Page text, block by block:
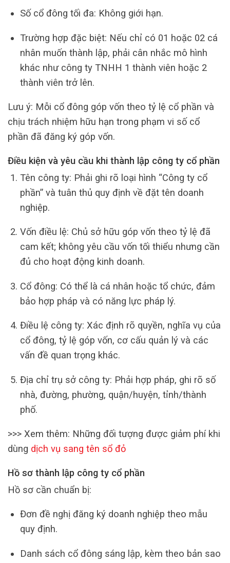
Số cổ đông tối đa: Không giới hạn.
Trường hợp đặc biệt: Nếu chỉ có 01 hoặc 02 cá
nhân muốn thành lập, phải cân nhắc mô hình
khác như công ty TNHH 1 thành viên hoặc 2
thành viên trở lên.
Lưu ý: Mỗi cổ đông góp vốn theo tỷ lệ cổ phần và
chịu trách nhiệm hữu hạn trong phạm vi số cổ
phần đã đăng ký góp vốn.
Điều kiện và yêu cầu khi thành lập công ty cổ phần
Tên công ty: Phải ghi rõ loại hình “Công ty cổ
phần” và tuân thủ quy định về đặt tên doanh
nghiệp.
Vốn điều lệ: Chủ sở hữu góp vốn theo tỷ lệ đã
cam kết; không yêu cầu vốn tối thiểu nhưng cần
đủ cho hoạt động kinh doanh.
Cổ đông: Có thể là cá nhân hoặc tổ chức, đảm
bảo hợp pháp và có năng lực pháp lý.
Điều lệ công ty: Xác định rõ quyền, nghĩa vụ của
cổ đông, tỷ lệ góp vốn, cơ cấu quản lý và các
vấn đề quan trọng khác.
Địa chỉ trụ sở công ty: Phải hợp pháp, ghi rõ số
nhà, đường, phường, quận/huyện, tỉnh/thành
phố.
>>> Xem thêm: Những đối tượng được giảm phí khi
dùng dịch vụ sang tên sổ đỏ
Hồ sơ thành lập công ty cổ phần
Hồ sơ cần chuẩn bị:
Đơn đề nghị đăng ký doanh nghiệp theo mẫu
quy định.
Danh sách cổ đông sáng lập, kèm theo bản sao